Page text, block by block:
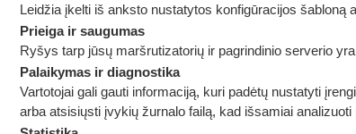
Leidžia įkelti iš anksto nustatytos konfigūracijos šabloną
Prieiga ir saugumas
Ryšys tarp jūsų maršrutizatorių ir pagrindinio serverio
Palaikymas ir diagnostika
Vartotojai gali gauti informaciją, kuri padėtų nustatyti
arba atsisiųsti įvykių žurnalo failą, kad išsamiai analizuoti